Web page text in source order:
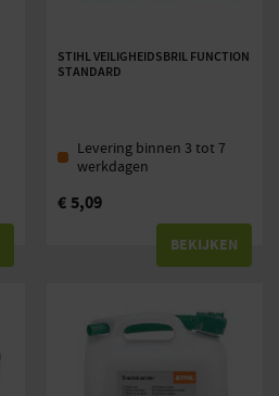
STIHL VEILIGHEIDSBRIL FUNCTION
STANDARD
Levering binnen 3 tot 7
werkdagen
€ 5,09
BEKIJKEN